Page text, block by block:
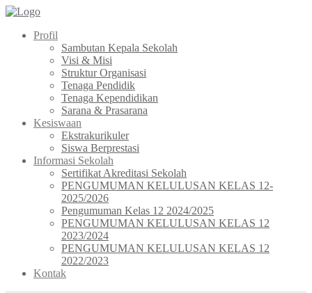
Skip
contentProfil
Sambutan Kepala Sekolah
Visi & Misi
Struktur Organisasi
Tenaga Pendidik
Tenaga Kependidikan
Sarana & Prasarana
Kesiswaan
Ekstrakurikuler
Siswa Berprestasi
Informasi Sekolah
Sertifikat Akreditasi Sekolah
PENGUMUMAN KELULUSAN KELAS 12-
2025/2026
Pengumuman Kelas 12 2024/2025
PENGUMUMAN KELULUSAN KELAS 12
2023/2024
PENGUMUMAN KELULUSAN KELAS 12
2022/2023
Kontak